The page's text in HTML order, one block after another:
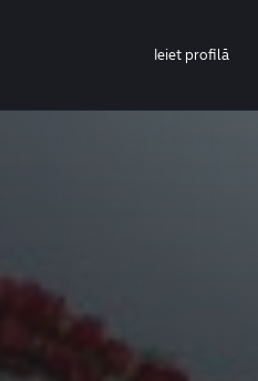
Ieiet profilā